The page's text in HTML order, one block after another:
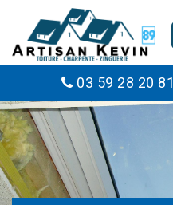
03 59 28 20 81